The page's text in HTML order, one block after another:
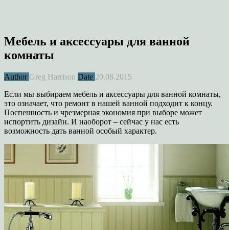
Мебель и аксессуары для ванной
комнаты
Author Greg Harrison Date 20.08.2015
Если мы выбираем мебель и аксессуары для ванной комнаты,
это означает, что ремонт в нашей ванной подходит к концу.
Поспешность и чрезмерная экономия при выборе может
испортить дизайн. И наоборот – сейчас у нас есть
возможность дать ванной особый характер.